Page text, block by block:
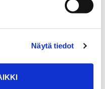
Näytä tiedot
Malmberg Oy LKV